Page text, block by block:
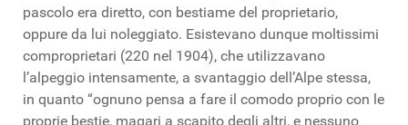
pascolo era diretto, con bestiame del proprietario,
oppure da lui noleggiato. Esistevano dunque moltissimi
comproprietari (220 nel 1904), che utilizzavano
l’alpeggio intensamente, a svantaggio dell’Alpe stessa,
in quanto “ognuno pensa a fare il comodo proprio con le
proprie bestie, magari a scapito degli altri, e nessuno